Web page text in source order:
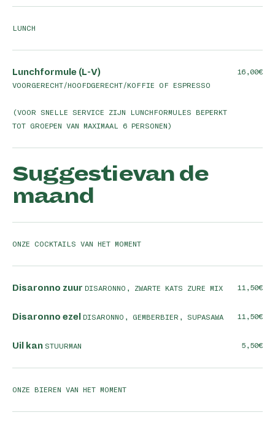
LUNCH
Lunchformule (L-V)
VOORGERECHT/HOOFDGERECHT/KOFFIE OF ESPRESSO
(VOOR SNELLE SERVICE ZIJN LUNCHFORMULES BEPERKT
TOT GROEPEN VAN MAXIMAAL 6 PERSONEN)
16,00
Suggestievan de
maand
ONZE COCKTAILS VAN HET MOMENT
Disaronno zuur DISARONNO, ZWARTE KATS ZURE MIX 11,50
Disaronno ezel DISARONNO, GEMBERBIER, SUPASAWA 11,50
Uil kan STUURMAN 5,50
ONZE BIEREN VAN HET MOMENT